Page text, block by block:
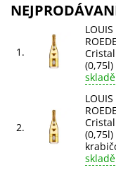
1.
LOUIS
(0,75l)
skladě
2.
LOUIS
skladě